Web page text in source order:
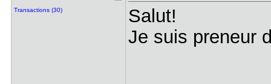
Transactions (30)
Salut!
Je suis preneur